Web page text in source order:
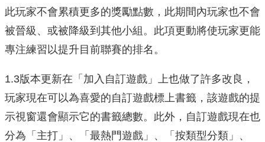
此玩家不會累積更多的獎勵點數，此期間內玩家也不會
被晉級、或被降級到其他小組。此項更動將使玩家更能
專注練習以提升目前聯賽的排名。
1.3版本更新在「加入自訂遊戲」上也做了許多改良，
玩家現在可以為喜愛的自訂遊戲標上書籤，該遊戲的提
示視窗還會顯示它的書籤總數。此外，自訂遊戲現在也
分為「主打」、「最熱門遊戲」、「按類型分類」、